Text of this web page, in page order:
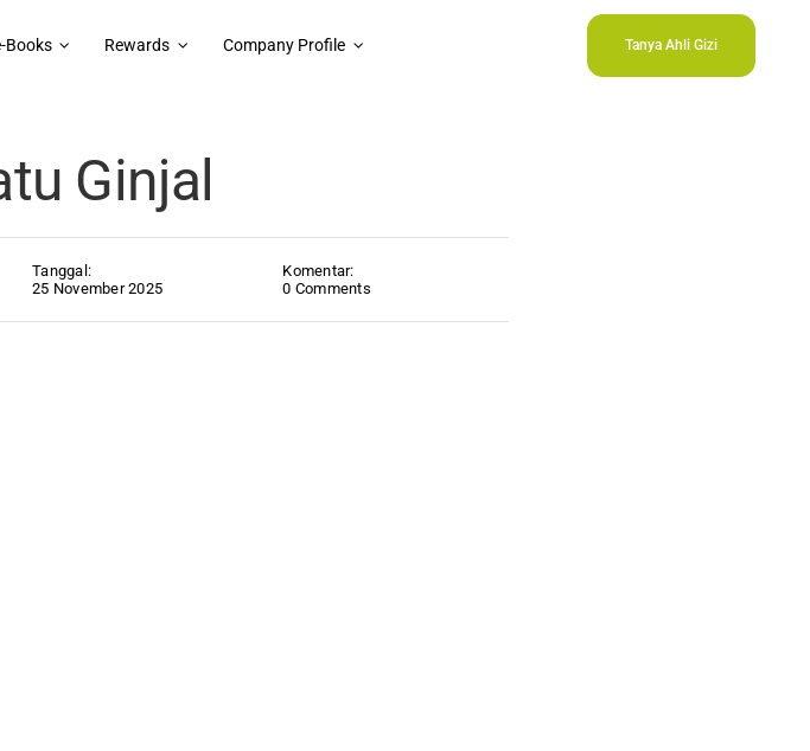
Books Rewards Company Profile Tanya Ahli Gizi
Ginjal
Tanggal:
25 November 2025
Komentar:
0 Comments